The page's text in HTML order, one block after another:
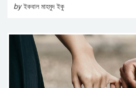
byইকবাল মাহমুদ ইকু